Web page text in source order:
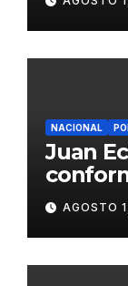
Juliaca
NACIONAL
Juan
AGOSTO